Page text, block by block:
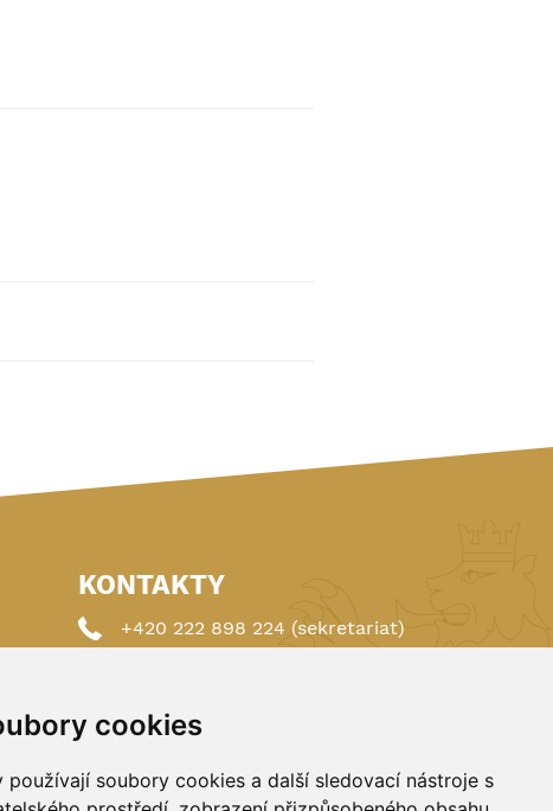
cookies
soubory cookies a další sledovací nástroje s
KONTAKTY
+420 222 898 224 (sekretariat)
autoklub@autoklub.cz
Opletalova 1337/29, 110 00 Praha 1